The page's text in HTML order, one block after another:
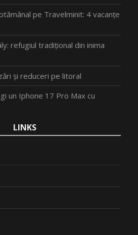
pe Travelminit: 4 vacanțe
refugiul tradițional din inima
și reduceri pe litoral
un Iphone 17 Pro Max cu
LINKS